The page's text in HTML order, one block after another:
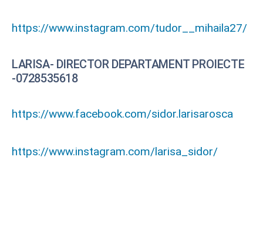
https://www.instagram.com/tudor__mihaila27/
LARISA- DIRECTOR DEPARTAMENT PROIECTE
-0728535618
https://www.facebook.com/sidor.larisarosca
https://www.instagram.com/larisa_sidor/